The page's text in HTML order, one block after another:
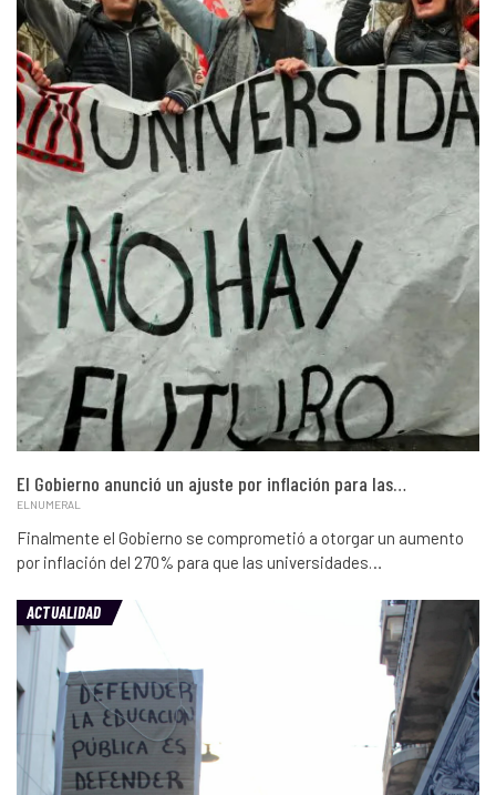
El Gobierno anunció un ajuste por inflación para las…
ELNUMERAL
Finalmente el Gobierno se comprometió a otorgar un aumento
por inflación del 270% para que las universidades…
ACTUALIDAD